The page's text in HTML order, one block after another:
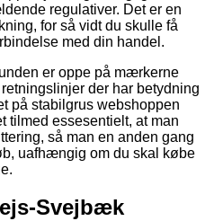
regulativer. Det er en
for så vidt du skulle få
med din handel.
er oppe på mærkerne
der har betydning
på stabilgrus webshoppen
tilmed essesentielt, at man
så man en anden gang
uafhængig om du skal købe
Svejbæk